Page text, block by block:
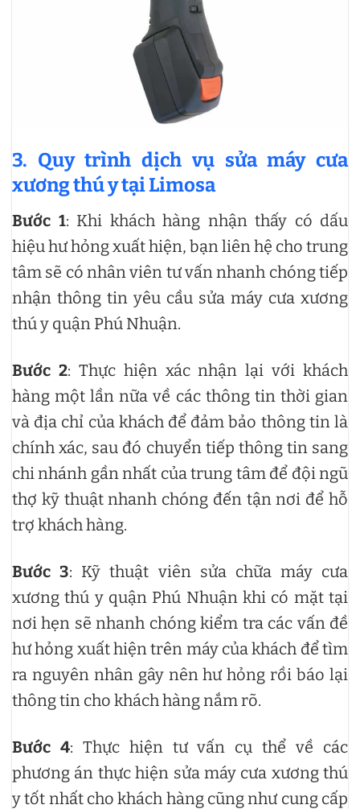
3. Quy trình dịch vụ sửa máy cưa
xương thú y tại Limosa
Bước 1: Khi khách hàng nhận thấy có dấu
hiệu hư hỏng xuất hiện, bạn liên hệ cho trung
tâm sẽ có nhân viên tư vấn nhanh chóng tiếp
nhận thông tin yêu cầu sửa máy cưa xương
thú y quận Phú Nhuận.
Bước 2: Thực hiện xác nhận lại với khách
hàng một lần nữa về các thông tin thời gian
và địa chỉ của khách để đảm bảo thông tin là
chính xác, sau đó chuyển tiếp thông tin sang
chi nhánh gần nhất của trung tâm để đội ngũ
thợ kỹ thuật nhanh chóng đến tận nơi để hỗ
trợ khách hàng.
Bước 3: Kỹ thuật viên sửa chữa máy cưa
xương thú y quận Phú Nhuận khi có mặt tại
nơi hẹn sẽ nhanh chóng kiểm tra các vấn đề
hư hỏng xuất hiện trên máy của khách để tìm
ra nguyên nhân gây nên hư hỏng rồi báo lại
thông tin cho khách hàng nắm rõ.
Bước 4: Thực hiện tư vấn cụ thể về các
phương án thực hiện sửa máy cưa xương thú
y tốt nhất cho khách hàng cũng như cung cấp